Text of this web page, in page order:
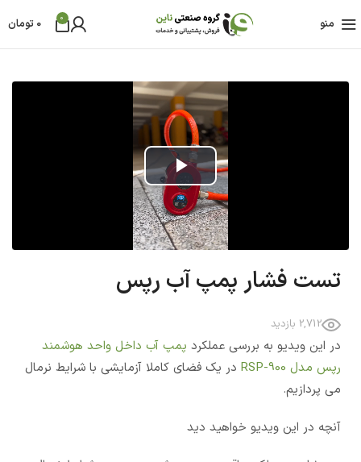
منو 0
0 تومان
Play
Video
تست فشار پمپ آب رپس
2,712 بازدید
در این ویدیو به بررسی عملکرد پمپ آب داخل واحد هوشمند
رپس مدل RSP-900
در یک فضای کاملا آزمایشی با شرایط نرمال
می پردازیم.
آنچه در این ویدیو خواهید دید